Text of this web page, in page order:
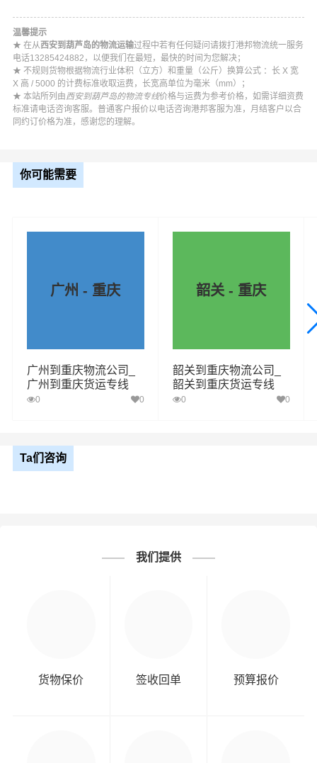
温馨提示
★ 在从西安到葫芦岛的物流运输过程中若有任何疑问请拨打港邦物流统一服务
电话13285424882，以便我们在最短，最快的时间为您解决；
★ 不规则货物根据物流行业体积（立方）和重量（公斤）换算公式 ：长 X 宽
X 高 / 5000 的计费标准收取运费，长宽高单位为毫米（mm）；
★ 本站所列由西安到葫芦岛的物流专线价格与运费为参考价格，如需详细资费
标准请电话咨询客服。普通客户报价以电话咨询港邦客服为准，月结客户以合
同约订价格为准，感谢您的理解。
你可能需要
广州 - 重庆
广州到重庆物流公司_
广州到重庆货运专线
0 0
韶关 - 重庆
韶关到重庆物流公司_
韶关到重庆货运专线
0 0
Ta们咨询
我们提供
货物保价 签收回单 预算报价